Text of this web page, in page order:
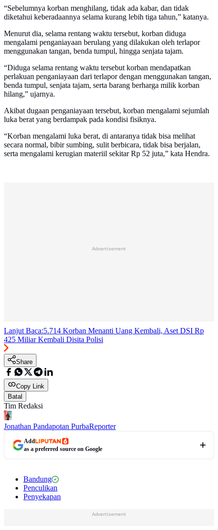
“Sebelumnya korban menghilang, tidak ada kabar, dan tidak
diketahui keberadaannya selama kurang lebih tiga tahun,” katanya.
Menurut dia, selama rentang waktu tersebut, korban diduga
mengalami penganiayaan berulang yang dilakukan oleh terlapor
menggunakan tangan, benda tumpul, hingga senjata tajam.
“Diduga selama rentang waktu tersebut korban mendapatkan
perlakuan penganiayaan dari terlapor dengan menggunakan tangan,
benda tumpul, senjata tajam, serta barang berharga milik korban
hilang,” ujarnya.
Akibat dugaan penganiayaan tersebut, korban mengalami sejumlah
luka berat yang berdampak pada kondisi fisiknya.
“Korban mengalami luka berat, di antaranya tidak bisa melihat
secara normal, bibir sumbing, sulit berbicara, tidak bisa berjalan,
serta mengalami kerugian materiil sekitar Rp 52 juta,” kata Hendra.
Advertisement
Lanjut Baca:5.714 Korban Menanti Uang Kembali, Aset DSI Rp
425 Miliar Kembali Disita Polisi
Share
Copy Link
Batal
Tim Redaksi
Jonathan Pandapotan PurbaReporter
Add
as a preferred source on Google
Bandung
Penculikan
Penyekapan
Advertisement